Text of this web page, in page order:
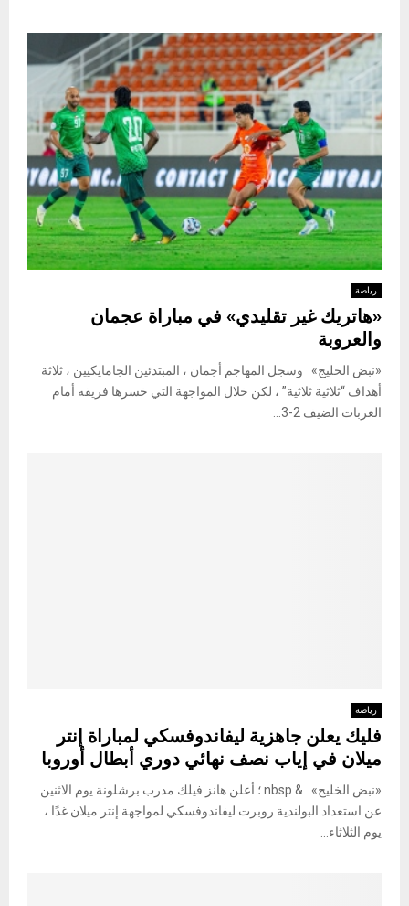
رياضة
«هاتريك غير تقليدي» في مباراة عجمان
والعروبة
«نبض الخليج» وسجل المهاجم أجمان ، المبتدئين الجامايكيين ، ثلاثة
أهداف “ثلاثية ثلاثية” ، لكن خلال المواجهة التي خسرها فريقه أمام
العربات الضيف 2-3...
رياضة
فليك يعلن جاهزية ليفاندوفسكي لمباراة إنتر
ميلان في إياب نصف نهائي دوري أبطال أوروبا
«نبض الخليج» & nbsp ؛ أعلن هانز فيلك مدرب برشلونة يوم الاثنين
عن استعداد البولندية روبرت ليفاندوفسكي لمواجهة إنتر ميلان غدًا ،
يوم الثلاثاء...